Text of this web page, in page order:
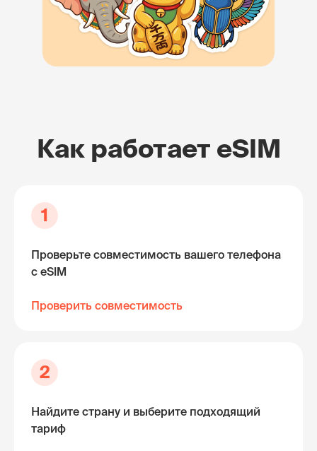
Как работает eSIM
1
Проверьте совместимость вашего телефона
с eSIM
Проверить совместимость
2
Найдите страну и выберите подходящий
тариф